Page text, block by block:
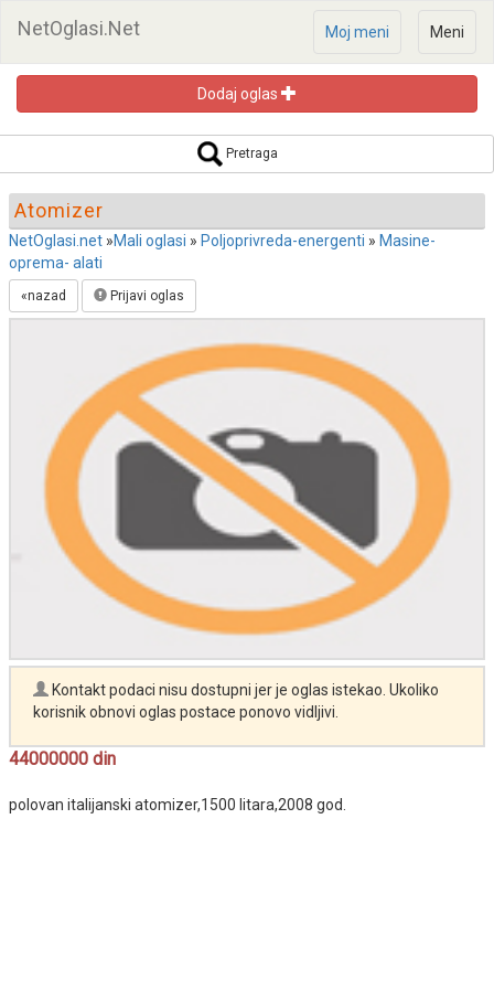
NetOglasi.Net Meni
Moj meni
Dodaj oglas
Pretraga
Pretraga oglasa
Atomizer
NetOglasi.net »Mali oglasi » Poljoprivreda-energenti » Masine-
oprema- alati
«nazad Prijavi oglas
Kontakt podaci nisu dostupni jer je oglas istekao. Ukoliko
korisnik obnovi oglas postace ponovo vidljivi.
44000000 din
polovan italijanski atomizer,1500 litara,2008 god.